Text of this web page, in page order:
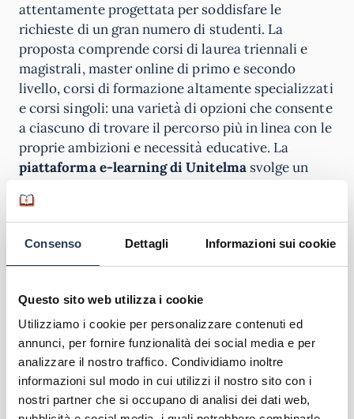
Consenso Dettagli Informazioni sui cookie
Questo sito web utilizza i cookie
Utilizziamo i cookie per personalizzare contenuti ed
annunci, per fornire funzionalità dei social media e per
analizzare il nostro traffico. Condividiamo inoltre
informazioni sul modo in cui utilizzi il nostro sito con i
nostri partner che si occupano di analisi dei dati web,
attentamente progettata per soddisfare le
richieste di un gran numero di studenti. La
proposta comprende corsi di laurea triennali e
magistrali, master online di primo e secondo
livello, corsi di formazione altamente specializzati
e corsi singoli: una varietà di opzioni che consente
a ciascuno di trovare il percorso più in linea con le
proprie ambizioni e necessità educative. La
piattaforma e-learning di Unitelmasvolge un
flessibile. Accessibile tramite una connessione
internet, permette di accedere alle video lezioni,
esaminare il materiale didattico e partecipare a
attività pratiche. La presenza di un’area virtuale
procedure e offre un supporto personalizzato per
la pianificazione degli esami e l’accesso alle
risorse disponibili. Unitelma promuove un
approccio su misura per garantire a tutti i suoi
iscritti un percorso piacevole e senza troppi
sacrifici.